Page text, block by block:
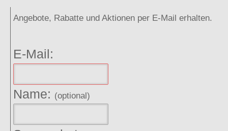
Angebote, Rabatte und Aktionen per E-Mail erhalten.
E-Mail:
Name: (optional)